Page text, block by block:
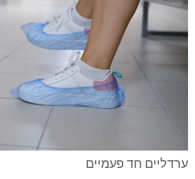
ערדליים חד פעמיים